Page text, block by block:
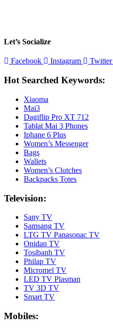
Let’s Socialize
Facebook Instagram Twitter
Hot Searched Keywords:
Xiaoma
Mai3
Dagiflip Pro XT 712
Tablat Mai 3 Phones
Iphane 6 Plus
Women’s Messenger
Bags
Wallets
Women’s Clutches
Backpacks Totes
Television:
Sany TV
Samsang TV
LTG TV Panasonac TV
Onidan TV
Tosibanh TV
Philap TV
Micromel TV
LED TV Plasman
TV 3D TV
Smart TV
Mobiles: